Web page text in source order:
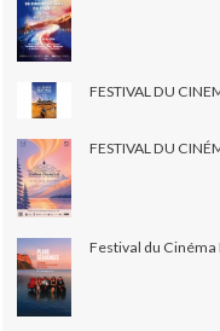
FESTIVAL DU
FESTIVAL DU
Festival du Cinéma